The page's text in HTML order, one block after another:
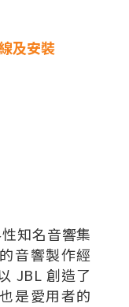
及安裝
知名音響集
音響製作經
JBL 創造了
是愛用者的